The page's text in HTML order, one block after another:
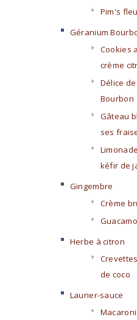
Pim's
Géranium
Cookies
crème
Délice
Bourbon
Gâteau
ses
kéfir de
Gingembre
Crème
Herbe à citron
de coco
Laurier-sauce